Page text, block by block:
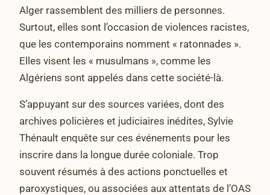
Alger rassemblent des milliers de personnes.
Surtout, elles sont l’occasion de violences racistes,
que les contemporains nomment « ratonnades ».
Elles visent les « musulmans », comme les
Algériens sont appelés dans cette société-là.
S’appuyant sur des sources variées, dont des
archives policières et judiciaires inédites, Sylvie
Thénault enquête sur ces événements pour les
inscrire dans la longue durée coloniale. Trop
souvent résumés à des actions ponctuelles et
paroxystiques, ou associées aux attentats de l’OAS